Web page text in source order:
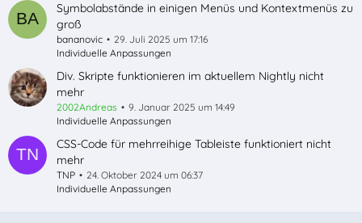
Symbolabstände in einigen Menüs und Kontextmenüs zu
groß
bananovic
29. Juli 2025 um 17:16
Individuelle Anpassungen
Div. Skripte funktionieren im aktuellem Nightly nicht
mehr
2002Andreas
9. Januar 2025 um 14:49
Individuelle Anpassungen
CSS-Code für mehrreihige Tableiste funktioniert nicht
mehr
TNP
24. Oktober 2024 um 06:37
Individuelle Anpassungen